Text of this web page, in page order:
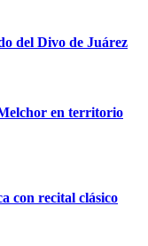
del Divo de Juárez
en territorio
con recital clásico